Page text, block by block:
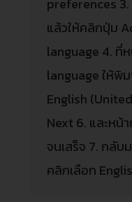
แล้วให้คลิกปุ่ม
language 4. ที่
language ให้พิ
English
Next 6. และหน้
จนเสร็จ 7. กลับ
คลิกเลือก